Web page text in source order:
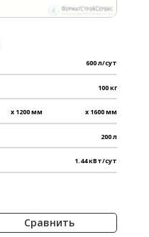
600 л/сут
100 кг
x 1200 мм x 1600 мм
200 л
1.44 кВт/сут
Сравнить